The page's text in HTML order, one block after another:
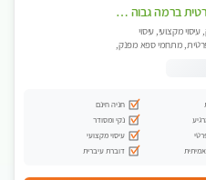
מורן - פרטית ברמה גבוה בבת-ים -הודעות ווצאפ בלבד
עיסוי מקצועי, עיסוי
מתחמי ספא מפנק,
חניה חינם
נקי ומסודר
עיסוי מקצועי
דוברת עיברית